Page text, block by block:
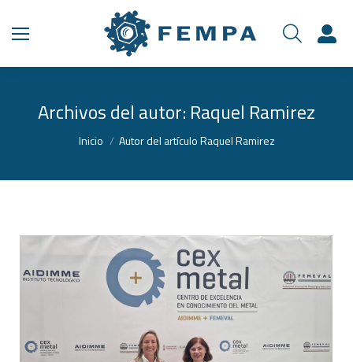
Archivos del autor: Raquel Ramirez
Estás aquí:
Inicio Autor del artículo Raquel Ramirez